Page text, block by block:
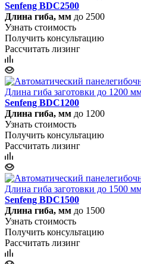
Senfeng BDC2500
Длина гиба, мм до 2500
Узнать стоимость
Получить консультацию
Рассчитать лизинг
Senfeng BDC1200
Длина гиба, мм до 1200
Узнать стоимость
Получить консультацию
Рассчитать лизинг
Senfeng BDC1500
Длина гиба, мм до 1500
Узнать стоимость
Получить консультацию
Рассчитать лизинг